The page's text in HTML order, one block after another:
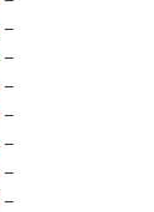
–
–
–
–
–
–
–